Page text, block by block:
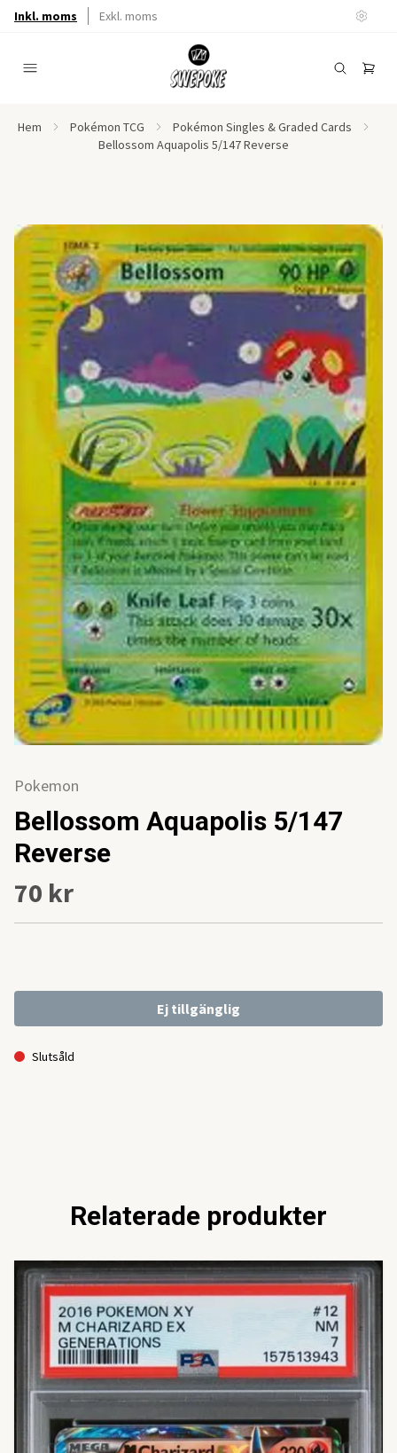
Inkl. moms Exkl. moms
Hem Pokémon TCG
Pokémon Singles & Graded Cards
Bellossom Aquapolis 5/147 Reverse
Pokemon
Bellossom Aquapolis 5/147
Reverse
70 kr
Ej tillgänglig
Slutsåld
Relaterade produkter